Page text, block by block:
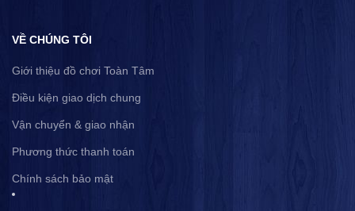
VỀ CHÚNG TÔI
Giới thiệu đồ chơi Toàn Tâm
Điều kiện giao dịch chung
Vận chuyển & giao nhận
Phương thức thanh toán
Chính sách bảo mật